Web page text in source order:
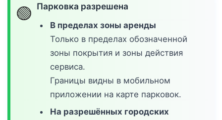
🟢 Парковка разрешена
В пределах зоны аренды
Только в пределах обозначенной
зоны покрытия и зоны действия
сервиса.
Границы видны в мобильном
приложении на карте парковок.
На разрешённых городских